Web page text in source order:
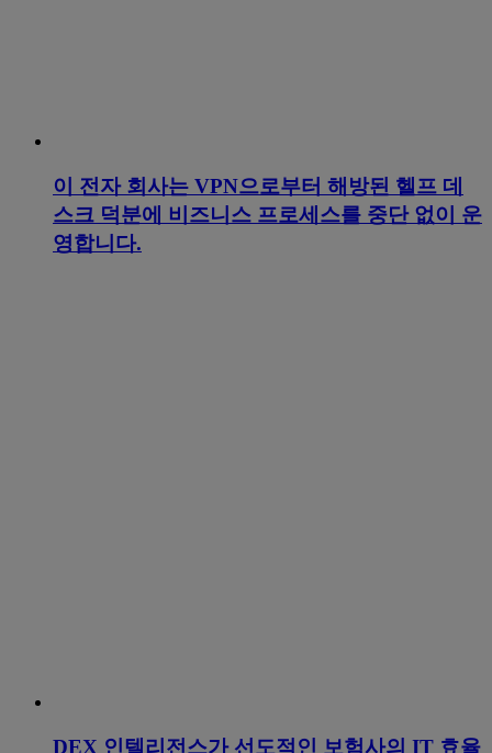
이 전자 회사는 VPN으로부터 해방된 헬프 데
스크 덕분에 비즈니스 프로세스를 중단 없이 운
영합니다.
DEX 인텔리전스가 선도적인 보험사의 IT 효율